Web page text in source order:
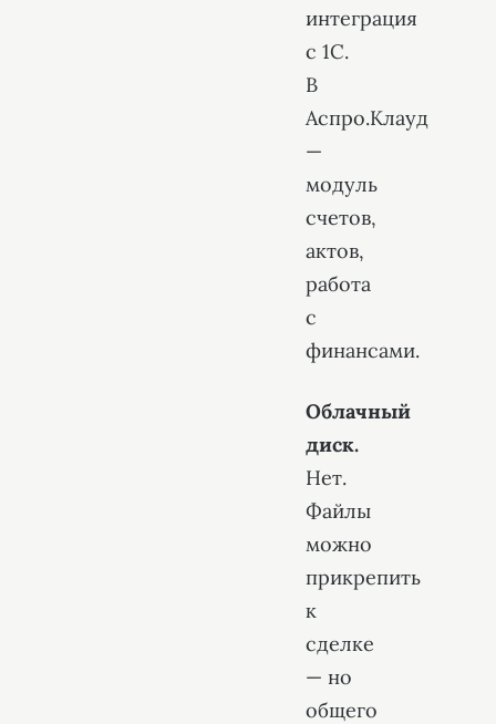
интеграция
с 1С.
В
Аспро.Клауд
—
модуль
счетов,
актов,
работа
с
финансами.
Облачный
диск.
Нет.
Файлы
можно
прикрепить
к
сделке
— но
общего